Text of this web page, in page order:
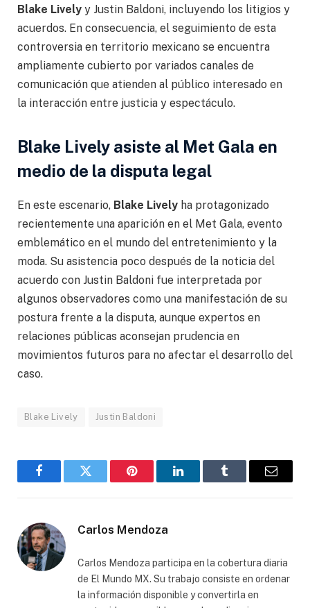
Blake Lively y Justin Baldoni, incluyendo los litigios y
acuerdos. En consecuencia, el seguimiento de esta
controversia en territorio mexicano se encuentra
ampliamente cubierto por variados canales de
comunicación que atienden al público interesado en
la interacción entre justicia y espectáculo.
Blake Lively asiste al Met Gala en
medio de la disputa legal
En este escenario, Blake Lively ha protagonizado
recientemente una aparición en el Met Gala, evento
emblemático en el mundo del entretenimiento y la
moda. Su asistencia poco después de la noticia del
acuerdo con Justin Baldoni fue interpretada por
algunos observadores como una manifestación de su
postura frente a la disputa, aunque expertos en
relaciones públicas aconsejan prudencia en
movimientos futuros para no afectar el desarrollo del
caso.
Blake Lively Justin Baldoni
FacebookGorjeo Pinterest LinkedInTumblr
Correo
Carlos Mendoza
Carlos Mendoza participa en la cobertura diaria
de El Mundo MX. Su trabajo consiste en ordenar
la información disponible y convertirla en